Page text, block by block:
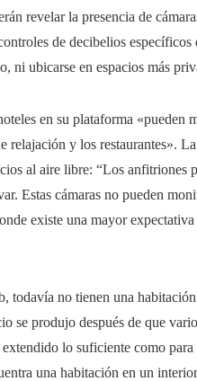
revelar la presencia de
de decibelios
ni ubicarse en espacios más
en su plataforma «pueden
relajación y los restaurantes».
al aire libre: “Los
Estas cámaras no pueden
existe una mayor
todavía no tienen una
se produjo después de que
lo suficiente como
una habitación en un